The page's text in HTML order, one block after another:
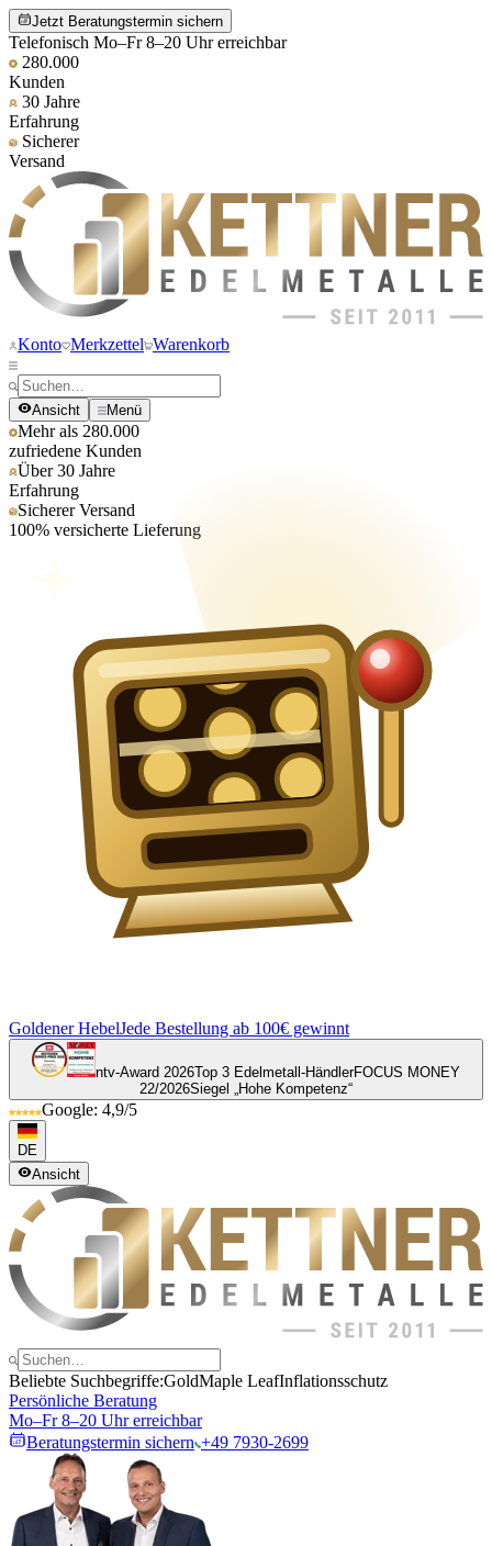
Jetzt Beratungstermin sichern
Telefonisch Mo–Fr 8–20 Uhr erreichbar
280.000
Kunden
30 Jahre
Erfahrung
Sicherer
Versand
Konto Merkzettel Warenkorb
Ansicht Menü
Mehr als 280.000
zufriedene Kunden
Über 30 Jahre
Erfahrung
Sicherer Versand
100% versicherte Lieferung
Goldener HebelJede Bestellung ab 100€ gewinnt
ntv-Award 2026Top 3 Edelmetall-HändlerFOCUS MONEY
22/2026Siegel „Hohe Kompetenz“
Google: 4,9/5
DE
Ansicht
Beliebte Suchbegriffe:GoldMaple LeafInflationsschutz
Persönliche Beratung
Mo–Fr 8–20 Uhr erreichbar
Beratungstermin sichern +49 7930-2699